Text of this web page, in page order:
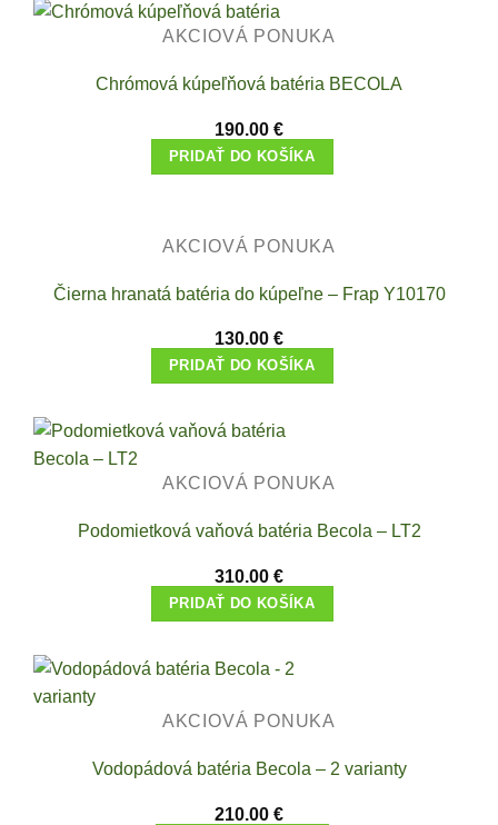
AKCIOVÁ PONUKA
Chrómová kúpeľňová batéria BECOLA
190.00 €
PRIDAŤ DO KOŠÍKA
AKCIOVÁ PONUKA
Čierna hranatá batéria do kúpeľne – Frap Y10170
130.00 €
PRIDAŤ DO KOŠÍKA
AKCIOVÁ PONUKA
Podomietková vaňová batéria Becola – LT2
310.00 €
PRIDAŤ DO KOŠÍKA
AKCIOVÁ PONUKA
Vodopádová batéria Becola – 2 varianty
210.00 €